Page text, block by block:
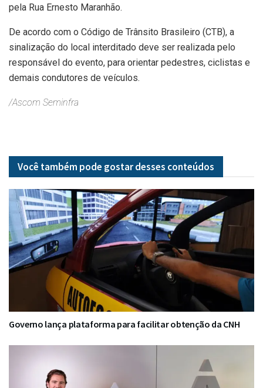
pela Rua Ernesto Maranhão.
De acordo com o Código de Trânsito Brasileiro (CTB), a
sinalização do local interditado deve ser realizada pelo
responsável do evento, para orientar pedestres, ciclistas e
demais condutores de veículos.
/Ascom Seminfra
Você também pode gostar desses conteúdos
Governo lança plataforma para facilitar obtenção da CNH